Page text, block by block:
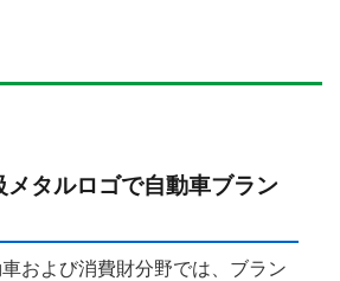
メタルロゴで自動車ブラン
および消費財分野では、ブラン